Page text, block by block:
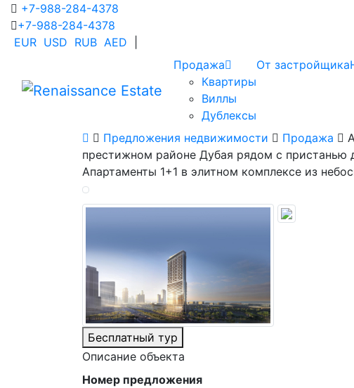
+7-988-284-4378
+7-988-284-4378
EUR USD RUB AED
Продажа
Квартиры
Виллы
Дублексы
От застройщика
Предложения недвижимости Продажа
престижном районе Дубая рядом с пристанью
Апартаменты 1+1 в элитном комплексе из
Бесплатный тур
Описание объекта
Номер предложения